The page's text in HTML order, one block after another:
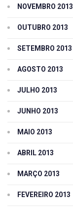
NOVEMBRO 2013
OUTUBRO 2013
SETEMBRO 2013
AGOSTO 2013
JULHO 2013
JUNHO 2013
MAIO 2013
ABRIL 2013
MARÇO 2013
FEVEREIRO 2013